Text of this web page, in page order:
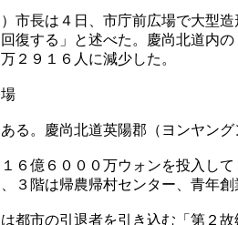
市長は４日、市庁前広場で大型
復する」と述べた。慶尚北道
２９１６人に減少した。
る。慶尚北道英陽郡（ヨンヤン
６億６０００万ウォンを投入し
３階は帰農帰村センター、青年
都市の引退者を引き込む「第２